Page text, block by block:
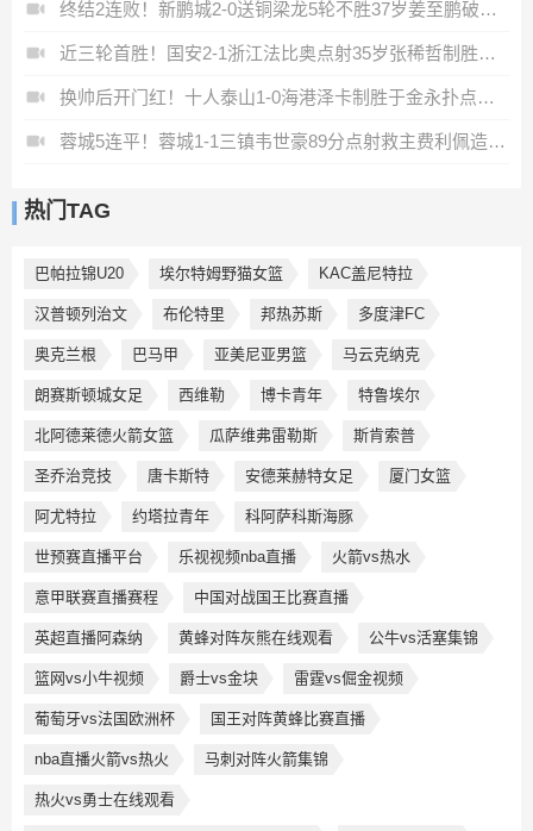
终结2连败！新鹏城2-0送铜梁龙5轮不胜37岁姜至鹏破门韦斯利建功
近三轮首胜！国安2-1浙江法比奥点射35岁张稀哲制胜王钰栋送助攻
换帅后开门红！十人泰山1-0海港泽卡制胜于金永扑点海港三球被吹
蓉城5连平！蓉城1-1三镇韦世豪89分点射救主费利佩造点李昂破门
热门TAG
巴帕拉锦U20 埃尔特姆野猫女篮 KAC盖尼特拉
汉普顿列治文 布伦特里 邦热苏斯 多度津FC
奥克兰根 巴马甲 亚美尼亚男篮 马云克纳克
朗赛斯顿城女足 西维勒 博卡青年 特鲁埃尔
北阿德莱德火箭女篮 瓜萨维弗雷勒斯 斯肯索普
圣乔治竞技 唐卡斯特 安德莱赫特女足 厦门女篮
阿尤特拉 约塔拉青年 科阿萨科斯海豚
世预赛直播平台 乐视视频nba直播 火箭vs热水
意甲联赛直播赛程 中国对战国王比赛直播
英超直播阿森纳 黄蜂对阵灰熊在线观看 公牛vs活塞集锦
篮网vs小牛视频 爵士vs金块 雷霆vs倔金视频
葡萄牙vs法国欧洲杯 国王对阵黄蜂比赛直播
nba直播火箭vs热火 马刺对阵火箭集锦
热火vs勇士在线观看